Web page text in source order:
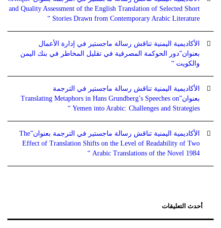
and Quality Assessment of the English Translation of Selected Short
Stories Drawn from Contemporary Arabic Literature “
الأكاديمية اليمنية تناقش رسالة ماجستير في إدارة الأعمال
بعنوان”دور الحوكمة المصرفية في تقليل المخاطر في بنك اليمن
والكويت “
الأكاديمية اليمنية تناقش رسالة ماجستير في الترجمة
بعنوان”Translating Metaphors in Hans Grundberg’s Speeches on
Yemen into Arabic: Challenges and Strategies “
الأكاديمية اليمنية تناقش رسالة ماجستير في الترجمة بعنوان”The
Effect of Translation Shifts on the Level of Readability of Two
Arabic Translations of the Novel 1984 “
أحدث التعليقات